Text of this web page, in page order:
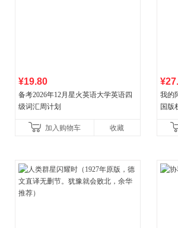
¥19.80
备考2026年12月星火英语大学英语四
级词汇周计划
加入购物车 收藏
我的
国版